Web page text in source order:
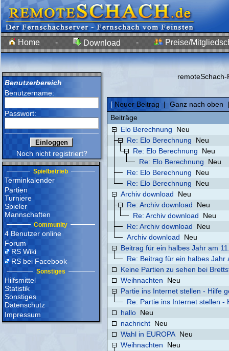
Home - Download - Preise/
Benutzerbereich
Benutzername:
Passwort:
Noch nicht registriert?
Spielbetrieb
Terminkalender
Partien
Turniere
Spieler
Mannschaften
Community
4 Benutzer online
Forum
RS Wiki
RS bei Facebook
Sonstiges
Hilfsmittel
Statistik
Sonstiges
Datenschutz
Impressum
[ Neuer Beitrag | Ganz nach oben
Beiträge
Elo Berechnung
Neu
Re: Elo Berechnung
Neu
Re: Elo Berechnung
Neu
Re: Elo Berechnung
Neu
Re: Elo Berechnung
Neu
Re: Elo Berechnung
Neu
Archiv download
Neu
Re: Archiv download
Neu
Re: Archiv download
Neu
Re: Archiv download
Neu
Archiv download
Neu
Beitrag für ein halbes Jahr am
Re: Beitrag für ein halbes Jahr
Keine Partien zu sehen bei
Weihnachten
Neu
Partie ins Internet stellen - Hilfe
Re: Partie ins Internet stellen -
hallo Neu
nachricht Neu
Wahl in EUROPA Neu
Weihnachten
Neu